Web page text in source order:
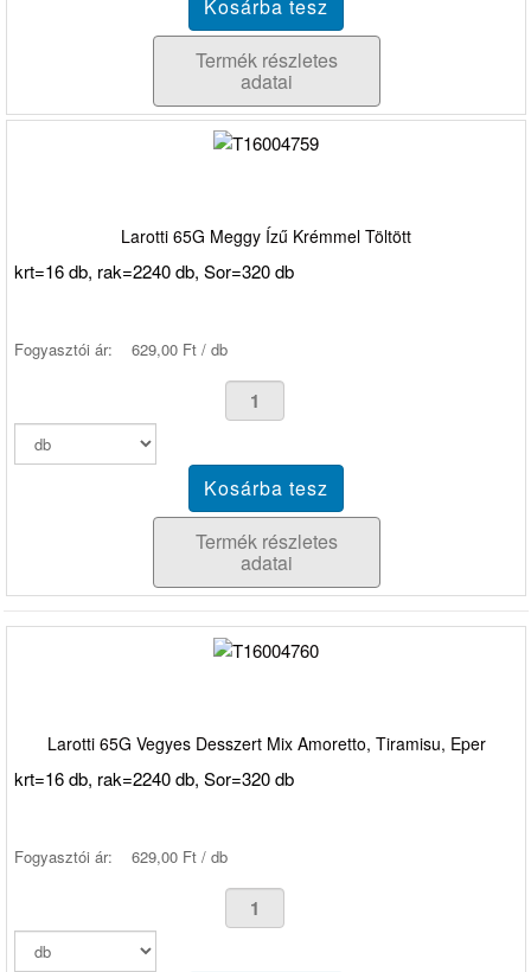
Termék részletes
adatai
Larotti 65G Meggy Ízű Krémmel Töltött
krt=16 db, rak=2240 db, Sor=320 db
Fogyasztói ár: 629,00 Ft / db
Termék részletes
adatai
Larotti 65G Vegyes Desszert Mix Amoretto, Tiramisu, Eper
krt=16 db, rak=2240 db, Sor=320 db
Fogyasztói ár: 629,00 Ft / db